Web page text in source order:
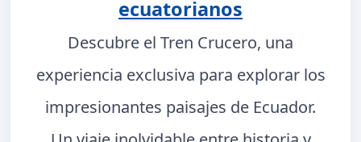
ecuatorianos
Descubre el Tren Crucero, una
experiencia exclusiva para explorar los
impresionantes paisajes de Ecuador.